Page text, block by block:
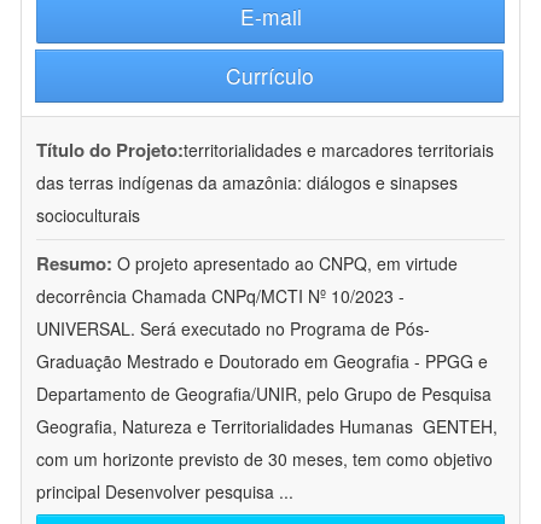
E-mail
Currículo
Título do Projeto:territorialidades e marcadores territoriais
das terras indígenas da amazônia: diálogos e sinapses
socioculturais
Resumo: O projeto apresentado ao CNPQ, em virtude
decorrência Chamada CNPq/MCTI Nº 10/2023 -
UNIVERSAL. Será executado no Programa de Pós-
Graduação Mestrado e Doutorado em Geografia - PPGG e
Departamento de Geografia/UNIR, pelo Grupo de Pesquisa
Geografia, Natureza e Territorialidades Humanas  GENTEH,
com um horizonte previsto de 30 meses, tem como objetivo
principal Desenvolver pesquisa ...